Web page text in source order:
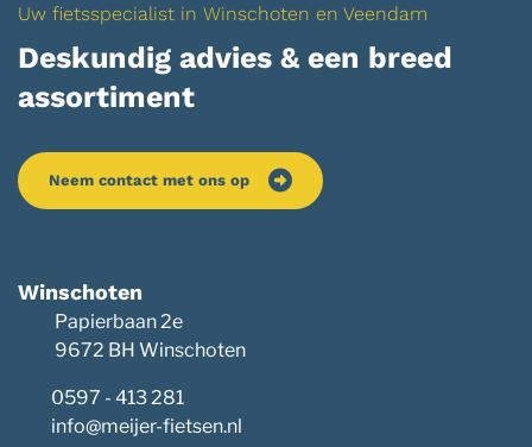
Uw fietsspecialist in Winschoten en Veendam
Deskundig advies & een breed
assortiment
Neem contact met ons op
Winschoten
Papierbaan 2e
9672 BH Winschoten
0597 - 413 281
info@meijer-fietsen.nl